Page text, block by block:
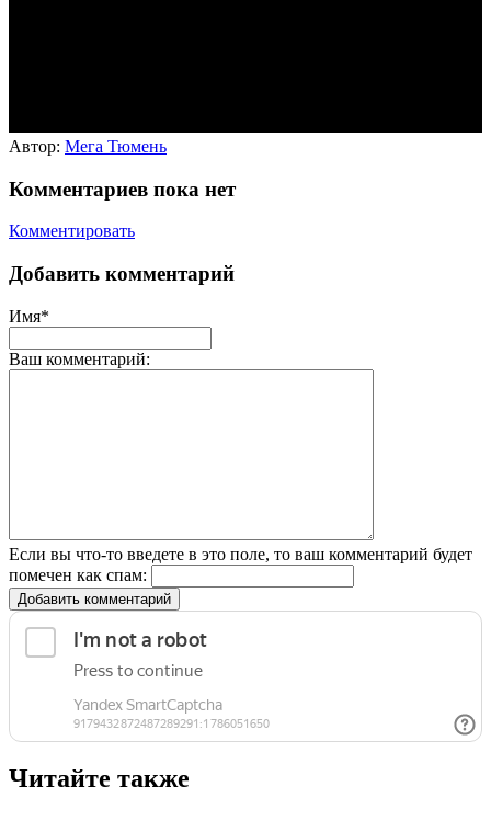
Автор: Мега Тюмень
Комментариев пока нет
Комментировать
Добавить комментарий
Имя*
Ваш комментарий:
Если вы что-то введете в это поле, то ваш комментарий будет
помечен как спам:
Добавить комментарий
Читайте также